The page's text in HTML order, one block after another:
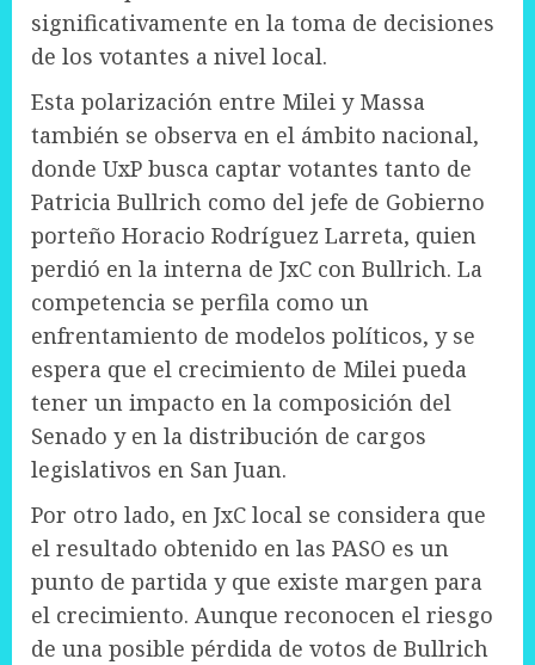
significativamente en la toma de decisiones
de los votantes a nivel local.
Esta polarización entre Milei y Massa
también se observa en el ámbito nacional,
donde UxP busca captar votantes tanto de
Patricia Bullrich como del jefe de Gobierno
porteño Horacio Rodríguez Larreta, quien
perdió en la interna de JxC con Bullrich. La
competencia se perfila como un
enfrentamiento de modelos políticos, y se
espera que el crecimiento de Milei pueda
tener un impacto en la composición del
Senado y en la distribución de cargos
legislativos en San Juan.
Por otro lado, en JxC local se considera que
el resultado obtenido en las PASO es un
punto de partida y que existe margen para
el crecimiento. Aunque reconocen el riesgo
de una posible pérdida de votos de Bullrich